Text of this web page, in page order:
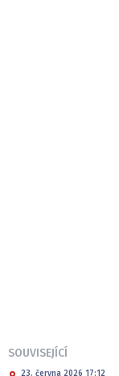
SOUVISEJÍCÍ
23. června 2026 17:12